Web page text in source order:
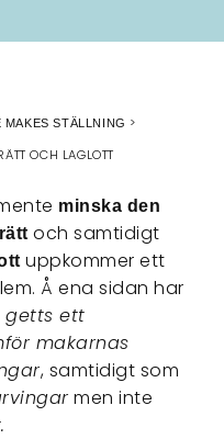
STÄLLNING
OCH LAGLOTT
minska den
och samtidigt
uppkommer ett
Å ena sidan har
getts ett
makarnas
, samtidigt som
men inte